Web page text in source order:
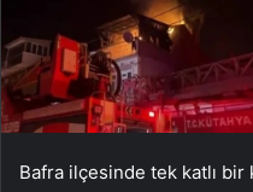
Bafra ilçesinde tek katlı bir